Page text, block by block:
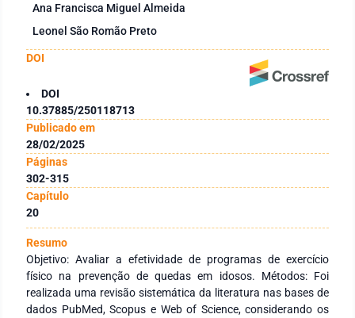
Ana Francisca Miguel Almeida
Leonel São Romão Preto
DOI
DOI
10.37885/250118713
Publicado em
28/02/2025
Páginas
302-315
Capítulo
20
Resumo
Objetivo: Avaliar a efetividade de programas de exercício
físico na prevenção de quedas em idosos. Métodos: Foi
realizada uma revisão sistemática da literatura nas bases de
dados PubMed, Scopus e Web of Science, considerando os